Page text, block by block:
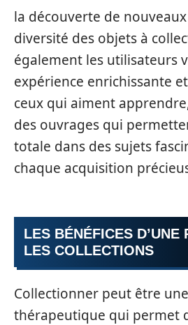
la découverte de
diversité des objets à
également les utilisateurs
expérience enrichissante
ceux qui aiment
des ouvrages qui
totale dans des sujets
chaque acquisition
LES BÉNÉFICES D’UNE
LES COLLECTIONS
Collectionner peut être
thérapeutique qui permet